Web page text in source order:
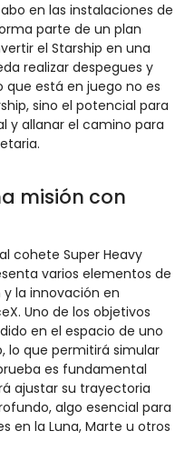
en las instalaciones de
parte de un plan
el Starship en una
realizar despegues y
que está en juego no es
sino el potencial para
y allanar el camino para
misión con
cohete Super Heavy
varios elementos de
la innovación en
Uno de los objetivos
en el espacio de uno
lo que permitirá simular
es fundamental
ajustar su trayectoria
algo esencial para
en la Luna, Marte u otros